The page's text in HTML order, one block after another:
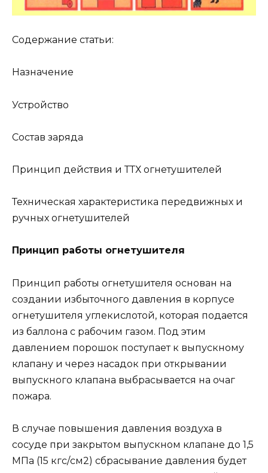
Содержание статьи:
Назначение
Устройство
Состав заряда
Принцип действия и ТТХ огнетушителей
Техническая характеристика передвижных и
ручных огнетушителей
Принцип работы огнетушителя
Принцип работы огнетушителя основан на
создании избыточного давления в корпусе
огнетушителя углекислотой, которая подается
из баллона с рабочим газом. Под этим
давлением порошок поступает к выпускному
клапану и через насадок при открывании
выпускного клапана выбрасывается на очаг
пожара.
В случае повышения давления воздуха в
сосуде при закрытом выпускном клапане до 1,5
МПа (15 кгс/см2) сбрасывание давления будет